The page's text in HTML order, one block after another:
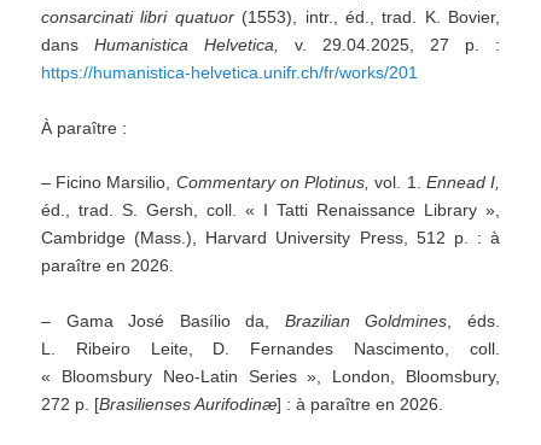
consarcinati libri quatuor (1553), intr., éd., trad. K. Bovier,
dansHumanistica Helvetica,v. 29.04.2025, 27 p. :
https://humanistica-helvetica.unifr.ch/fr/works/201
À paraître :
– Ficino Marsilio, Commentary on Plotinus, vol. 1. Ennead I,
éd., trad. S. Gersh, coll. « I Tatti Renaissance Library »,
Cambridge (Mass.), Harvard University Press, 512 p. : à
paraître en 2026.
– Gama José Basílio da, Brazilian Goldmines , éds.
L. Ribeiro Leite, D. Fernandes Nascimento, coll.
« Bloomsbury Neo-Latin Series », London, Bloomsbury,
272 p. [Brasilienses Aurifodinæ] : à paraître en 2026.